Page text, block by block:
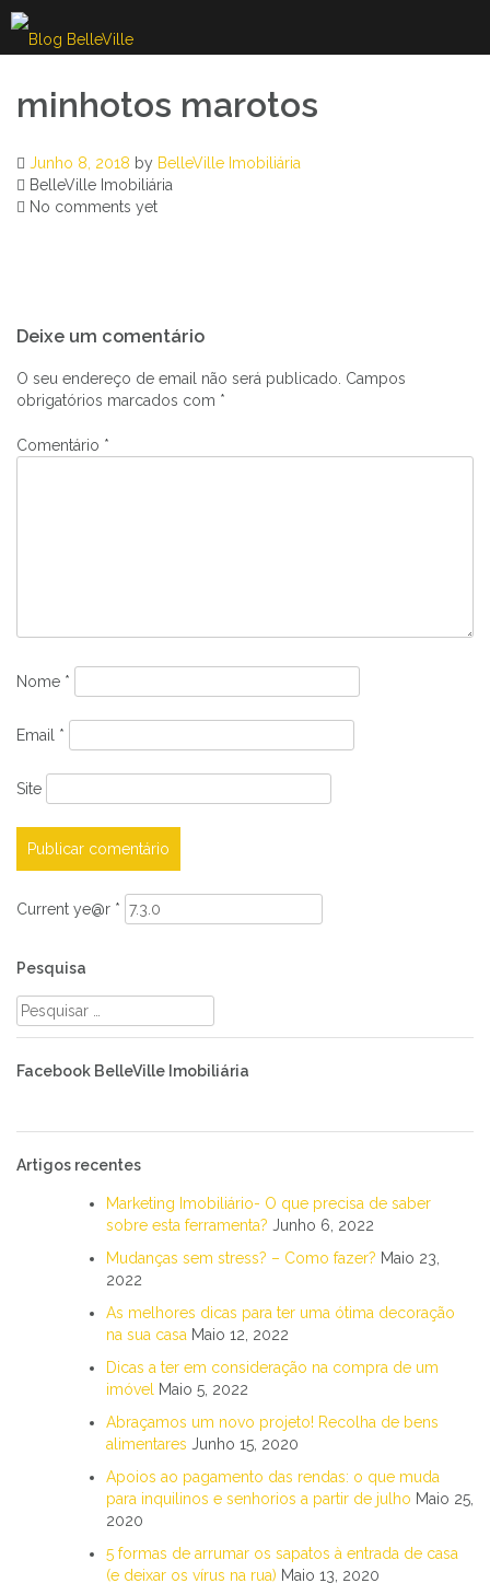
Skip
to
content
minhotos marotos
Junho 8, 2018 by BelleVille Imobiliária
BelleVille Imobiliária
No comments yet
de
artigos
Deixe um comentário
O seu endereço de email não será publicado. Campos
obrigatórios marcados com *
Comentário *
Nome *
Email *
Site
Current ye@r *
Pesquisa
Pesquisar
por:
Facebook BelleVille Imobiliária
Artigos recentes
Marketing Imobiliário- O que precisa de saber
sobre esta ferramenta? Junho 6, 2022
Mudanças sem stress? – Como fazer? Maio 23,
2022
As melhores dicas para ter uma ótima decoração
na sua casa Maio 12, 2022
Dicas a ter em consideração na compra de um
imóvel
Maio 5, 2022
Abraçamos um novo projeto! Recolha de bens
alimentares Junho 15, 2020
Apoios ao pagamento das rendas: o que muda
para inquilinos e senhorios a partir de julho Maio 25,
2020
5 formas de arrumar os sapatos à entrada de casa
(e deixar os vírus na rua) Maio 13, 2020